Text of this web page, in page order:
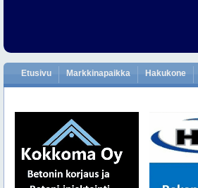
Etusivu Markkinapaikka Hakukone